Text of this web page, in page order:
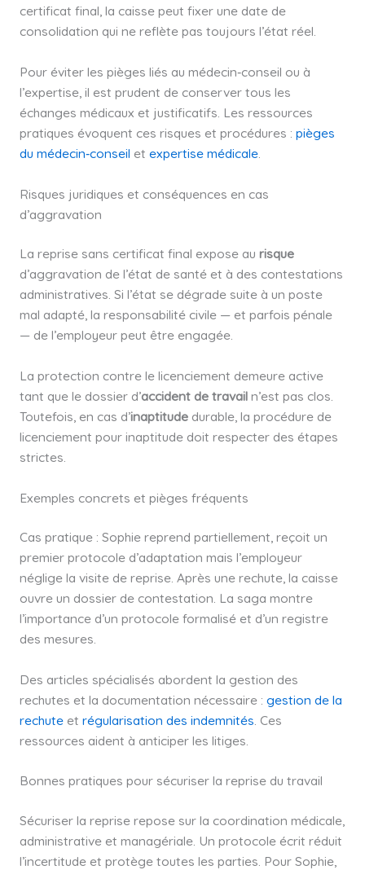
certificat final, la caisse peut fixer une date de
consolidation qui ne reflète pas toujours l’état réel.
Pour éviter les pièges liés au médecin‑conseil ou à
l’expertise, il est prudent de conserver tous les
échanges médicaux et justificatifs. Les ressources
pratiques évoquent ces risques et procédures : pièges
du médecin‑conseil et expertise médicale.
Risques juridiques et conséquences en cas
d’aggravation
La reprise sans certificat final expose au risque
d’aggravation de l’état de santé et à des contestations
administratives. Si l’état se dégrade suite à un poste
mal adapté, la responsabilité civile — et parfois pénale
— de l’employeur peut être engagée.
La protection contre le licenciement demeure active
tant que le dossier d’accident de travailn’est pas clos.
Toutefois, en cas d’inaptitudedurable, la procédure de
licenciement pour inaptitude doit respecter des étapes
strictes.
Exemples concrets et pièges fréquents
Cas pratique : Sophie reprend partiellement, reçoit un
premier protocole d’adaptation mais l’employeur
néglige la visite de reprise. Après une rechute, la caisse
ouvre un dossier de contestation. La saga montre
l’importance d’un protocole formalisé et d’un registre
des mesures.
Des articles spécialisés abordent la gestion des
rechutes et la documentation nécessaire : gestion de la
rechuteet régularisation des indemnités . Ces
ressources aident à anticiper les litiges.
Bonnes pratiques pour sécuriser la reprise du travail
Sécuriser la reprise repose sur la coordination médicale,
administrative et managériale. Un protocole écrit réduit
l’incertitude et protège toutes les parties. Pour Sophie,